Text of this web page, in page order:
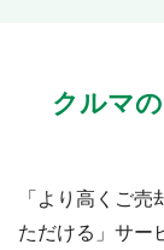
クルマ
「より高くご
ただける」サー